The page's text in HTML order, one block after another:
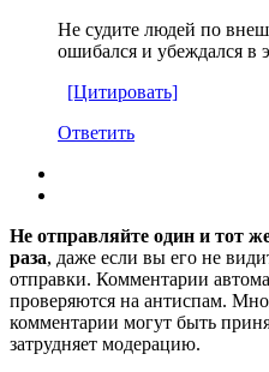
Не судите людей по
ошибался и убеждался в
[Цитировать]
Ответить
Не отправляйте один и тот
раза, даже если вы его не
отправки. Комментарии
проверяются на антиспам.
комментарии могут быть
затрудняет модерацию.